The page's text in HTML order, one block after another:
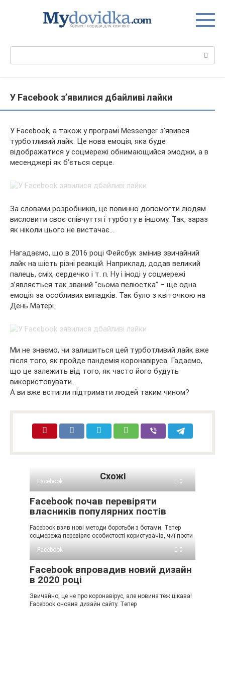
У Facebook з’явилися дбайливі лайки
У Facebook, а також у програмі Messenger з’явився
турботливий лайк. Це нова емоція, яка буде
відображатися у соцмережі обнимающийся эмоджи, а в
месенджері як б’ється серце.
За словами розробників, це повинно допомогти людям
висловити своє співчуття і турботу в іншому. Так, зараз
як ніколи цього не вистачає…
Нагадаємо, що в 2016 році Фейсбук змінив звичайний
лайк на шість різні реакцій. Наприклад, додав великий
палець, сміх, сердечко і т. п. Ну і іноді у соцмережі
з’являється так званий “сьома пелюстка” – ще одна
емоція за особливих випадків. Так було з квіточкою на
День Матері.
Ми не знаємо, чи залишиться цей турботливий лайк вже
після того, як пройде пандемія коронавіруса. Гадаємо,
що це залежить від того, як часто його будуть
використовувати.
А ви вже встигли підтримати людей таким чином?
Схожі
Facebook 0
Facebook почав перевіряти
власників популярних постів
Facebook взяв нові методи боротьби з ботами. Тепер
соцмережа перевіряє особистості користувачів, чиї пости
Facebook
0
Facebook впровадив новий дизайн
в 2020 році
Звичайно, це не про коронавірус, але новина теж цікава!
Facebook оновив дизайн сайту. Тепер